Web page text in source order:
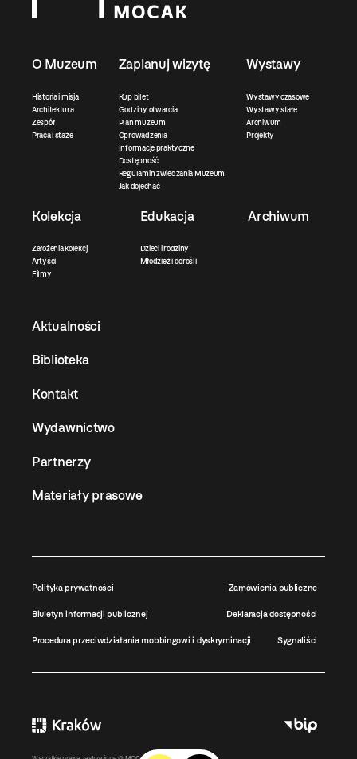
O Muzeum
Historia i misja
Architektura
Zespół
Praca i staże
Zaplanuj wizytę
Kup bilet
Godziny otwarcia
Plan muzeum
Oprowadzenia
Informacje praktyczne
Dostępność
Regulamin zwiedzania Muzeum
Jak dojechać
Wystawy
Wystawy czasowe
Wystawy stałe
Archiwum
Projekty
Kolekcja
Założenia kolekcji
Artyści
Filmy
Edukacja
Dzieci i rodziny
Młodzież i dorośli
Archiwum
Aktualności
Biblioteka
Kontakt
Wydawnictwo
Partnerzy
Materiały prasowe
Polityka prywatności Zamówienia publiczne
Biuletyn informacji publicznej Deklaracja dostępności
Procedura przeciwdziałania mobbingowi i dyskryminacji Sygnaliści